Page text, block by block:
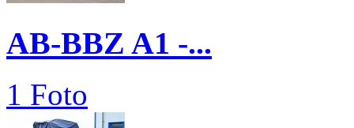
AB-BBZ A1 -...
1 Foto